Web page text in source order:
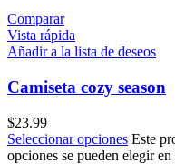
Comparar
Vista rápida
Añadir a la lista de deseos
Camiseta cozy season
$23.99
Seleccionar opciones Este
opciones se pueden elegir